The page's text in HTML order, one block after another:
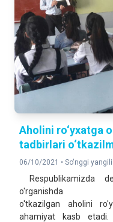
Aholini ro‘yxatga
tadbirlari
06/10/2021 • So'nggi
Respublikamizda
o'rganishda
o'tkazilgan aholini
ahamiyat kasb etadi.